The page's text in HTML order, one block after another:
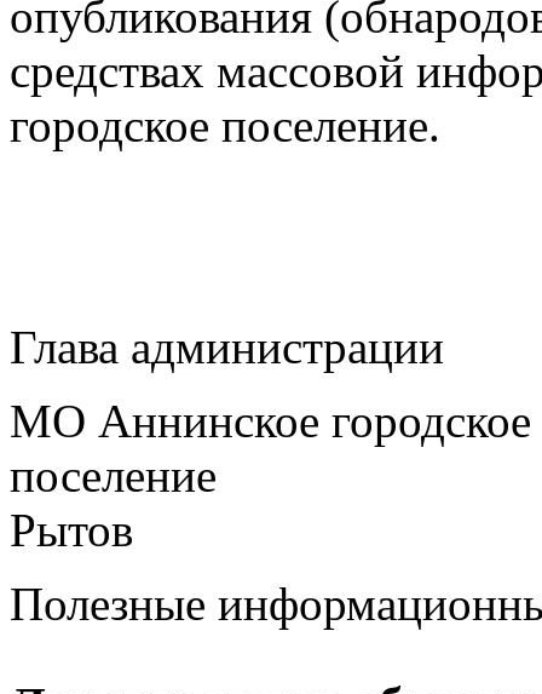
опубликования
средствах массовой
городское поселение.
Глава администрации
МО Аннинское городское
Рытов
Полезные